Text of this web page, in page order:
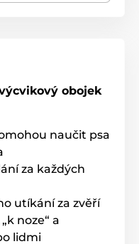
indikací úrovně
a
ovládání
Mini má pevný a
obojek
naučit psa
za každých
utíkání za zvěří
noze“ a
lidmi